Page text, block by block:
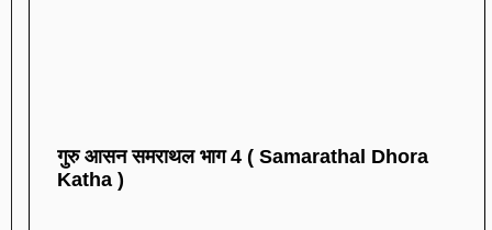
गुरु आसन समराथल भाग 4 ( Samarathal Dhora
Katha )